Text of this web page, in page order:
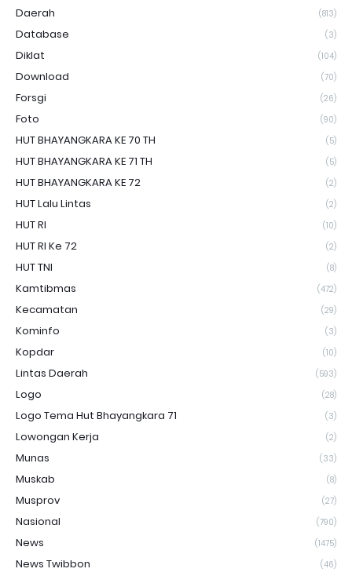
Daerah (813)
Database (3)
Diklat (104)
Download (70)
Forsgi (26)
Foto (90)
HUT BHAYANGKARA KE 70 TH (5)
HUT BHAYANGKARA KE 71 TH (5)
HUT BHAYANGKARA KE 72 (2)
HUT Lalu Lintas (2)
HUT RI (10)
HUT RI Ke 72 (2)
HUT TNI (8)
Kamtibmas (472)
Kecamatan (29)
Kominfo (3)
Kopdar (10)
Lintas Daerah (593)
Logo (28)
Logo Tema Hut Bhayangkara 71 (3)
Lowongan Kerja (2)
Munas (33)
Muskab (8)
Musprov (27)
Nasional (790)
News (1475)
News Twibbon (46)